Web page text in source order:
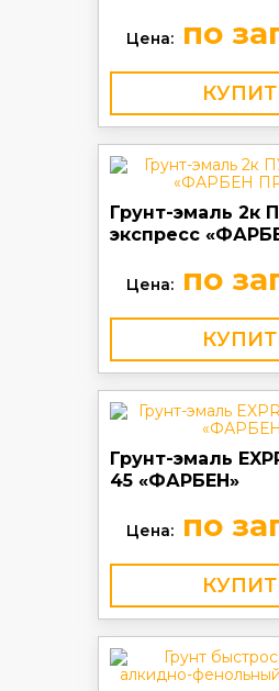
Цена:по
Грунт-эмаль 2к
экспресс
Цена:по
Грунт-эмаль
45 «ФАРБЕН»
Цена:по